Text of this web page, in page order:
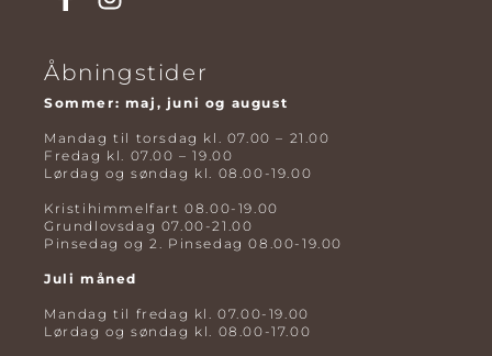
Åbningstider
Sommer: maj, juni og august
Mandag til torsdag kl. 07.00 – 21.00
Fredag kl. 07.00 – 19.00
Lørdag og søndag kl. 08.00-19.00
Kristihimmelfart 08.00-19.00
Grundlovsdag 07.00-21.00
Pinsedag og 2. Pinsedag 08.00-19.00
Juli måned
Mandag til fredag kl. 07.00-19.00
Lørdag og søndag kl. 08.00-17.00